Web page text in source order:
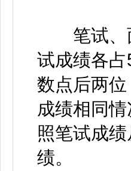
笔试、面
试成绩各
数点后两位
成绩相同
照笔试成
绩。